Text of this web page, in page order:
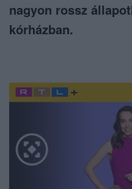
nagyon rossz
kórházban.